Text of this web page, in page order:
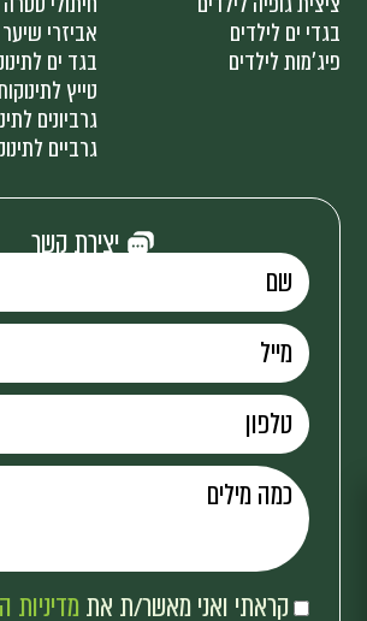
בגדי ים לילדים
פיג'מות לילדים
אביזרי
בגד ים
טייץ
גרביונים
גרביים
יצירת קשר
קראתי ואני מאשר/ת את מדיניות